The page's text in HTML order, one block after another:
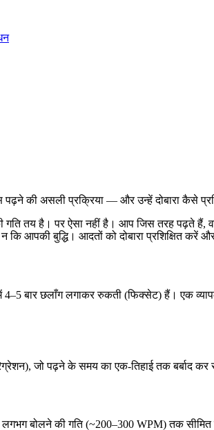
पढ़ने की असली प्रक्रिया — और उन्हें दोबारा कैसे
तय है। पर ऐसा नहीं है। आप जिस तरह पढ़ते
आपकी बुद्धि। आदतों को दोबारा प्रशिक्षित करें
बार छलाँग लगाकर रुकती (फिक्सेट) हैं। एक
जो पढ़ने के समय का एक-तिहाई तक बर्बाद
लगभग बोलने की गति (~200–300 WPM) तक